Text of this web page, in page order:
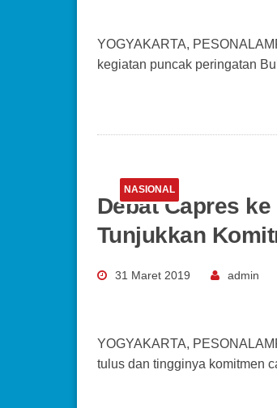
YOGYAKARTA,
kegiatan puncak peringatan
NASIONAL
Debat Capres
Tunjukkan
31 Maret 2019 admin
YOGYAKARTA,
tulus dan tingginya komitmen